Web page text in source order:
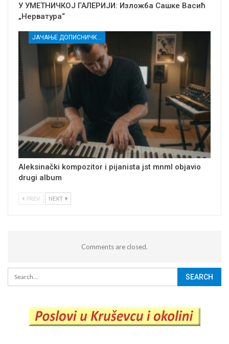
У УМЕТНИЧКОЈ ГАЛЕРИЈИ: Изложба Сашке Васић
„Нерватура“
ЈАЧАЊЕ ДОПИСНИЧКЕ МРЕЖЕ НЕЗАВИСНИХ МЕДИЈА У РАСИНСКОМ ОКРУГУ
Aleksinački kompozitor i pijanista jst mnml objavio
drugi album
PREV NEXT
Comments are closed.